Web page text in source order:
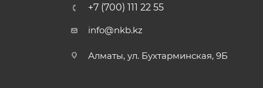
+7 (700) 111 22 55
info@nkb.kz
Алматы, ул. Бухтарминская, 9Б